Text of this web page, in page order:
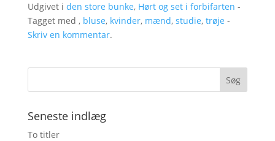
Udgivet i den store bunke, Hørt og set i forbifarten -
Tagget med , bluse, kvinder, mænd, studie, trøje -
Skriv en kommentar.
Seneste indlæg
To titler